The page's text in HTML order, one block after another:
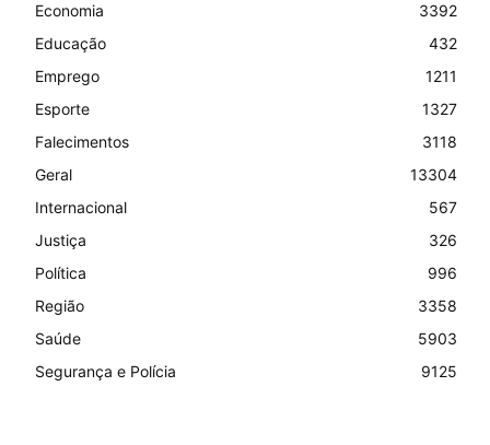
Economia
3392
Educação
432
Emprego
1211
Esporte
1327
Falecimentos
3118
Geral
13304
Internacional
567
Justiça
326
Política
996
Região
3358
Saúde
5903
Segurança e Polícia
9125